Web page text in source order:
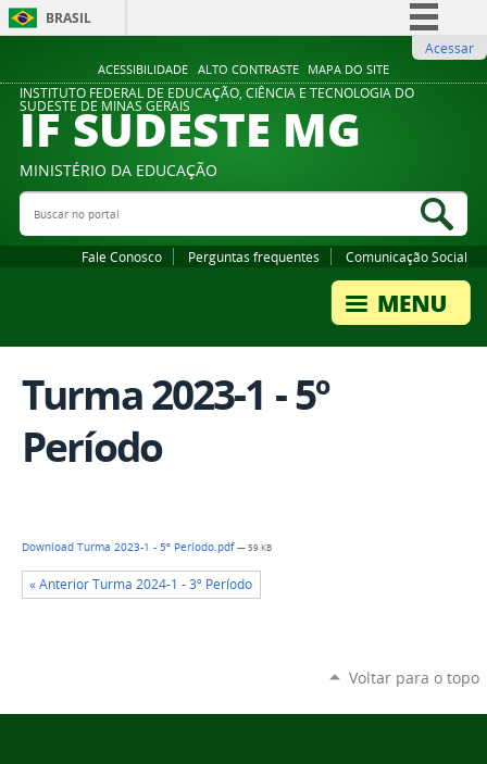
ACESSIBILIDADE ALTO CONTRASTE MAPA DO SITE
BRASIL
Comunica BR
Participe
Legislação
Acessar
INSTITUTO FEDERAL DE EDUCAÇÃO, CIÊNCIA E TECNOLOGIA DO
SUDESTE DE MINAS GERAIS
IF SUDESTE MG
MINISTÉRIO DA EDUCAÇÃO
Buscar no portal
Fale Conosco Perguntas frequentes Comunicação Social
Turma 2023-1 - 5º
Período
Download Turma 2023-1 - 5º Período.pdf— 59 KB
« Anterior Turma 2024-1 - 3º Período
Voltar para o topo